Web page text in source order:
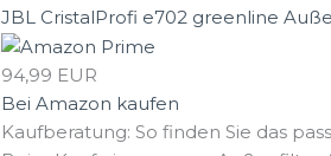
JBL CristalProfi e702 greenline
94,99 EUR
Bei Amazon kaufen
Kaufberatung: So finden Sie das